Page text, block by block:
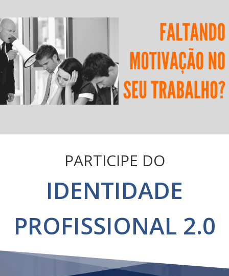
PARTICIPE DO
IDENTIDADE
PROFISSIONAL 2.0